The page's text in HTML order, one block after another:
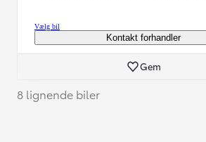
Vælg bil
Kontakt forhandler
Gem
8 lignende biler